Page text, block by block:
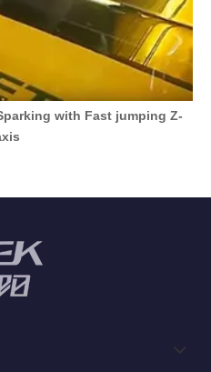
with Fast jumping Z-